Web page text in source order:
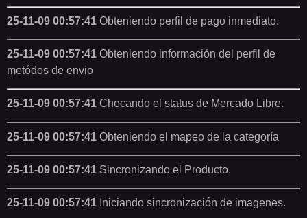
25-11-09 00:57:41 Obteniendo perfil de pago inmediato.
25-11-09 00:57:41 Obteniendo información del perfil de
metódos de envio
25-11-09 00:57:41 Checando el status de Mercado Libre.
25-11-09 00:57:41 Obteniendo el mapeo de la categoría
25-11-09 00:57:41 Sincronizando el Producto.
25-11-09 00:57:41 Iniciando sincronización de imagenes.